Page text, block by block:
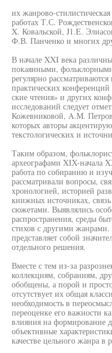
их жанрово-
работах Т.С.
X. Ковальской, J1.E.
Ф.В. Панченко и многих
В начале XXI века
покаянными,
регулярно
практических
ские чтения» и других
исследований следует
Кожевниковой, A.M.
которых авторы
текстологических и
Таким образом,
археографами XIX-начала
работа по собиранию и
рассматривали вопросы,
хронологией, историей
книжных источниках,
сюжетами. Выявлялись
распространения, среды
стихов с другими
представляет собой
отдельного решения.
Вместе с тем из-за
коллекциям, собраниям,
обобщены, а порой и
отсутствует их общая
необходимость в
переоценке его важности
влияния на формирование
объективные
качестве цельного жанра в